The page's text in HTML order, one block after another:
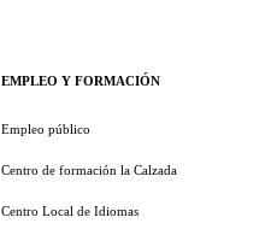
EMPLEO Y FORMACIÓN
Empleo público
Centro de formación la Calzada
Centro Local de Idiomas